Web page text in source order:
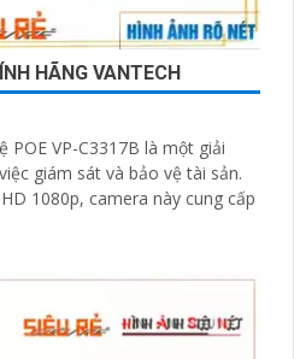
HÃNG VANTECH
POE VP-C3317B là một giải
giám sát và bảo vệ tài sản.
1080p, camera này cung cấp